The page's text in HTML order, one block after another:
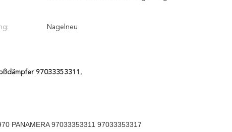
Nagelneu
97033353311 ,
PANAMERA 97033353311 97033353317